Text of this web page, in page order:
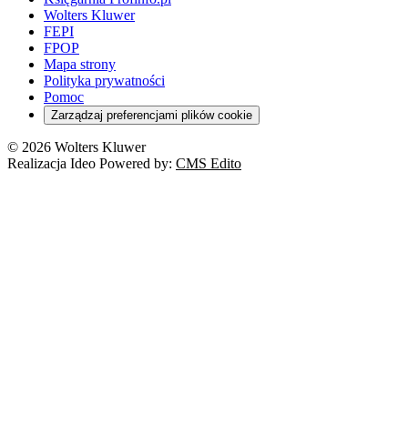
Wolters Kluwer
FEPI
FPOP
Mapa strony
Polityka prywatności
Pomoc
Zarządzaj preferencjami plików cookie
© 2026 Wolters Kluwer
Realizacja Ideo Powered by: CMS Edito